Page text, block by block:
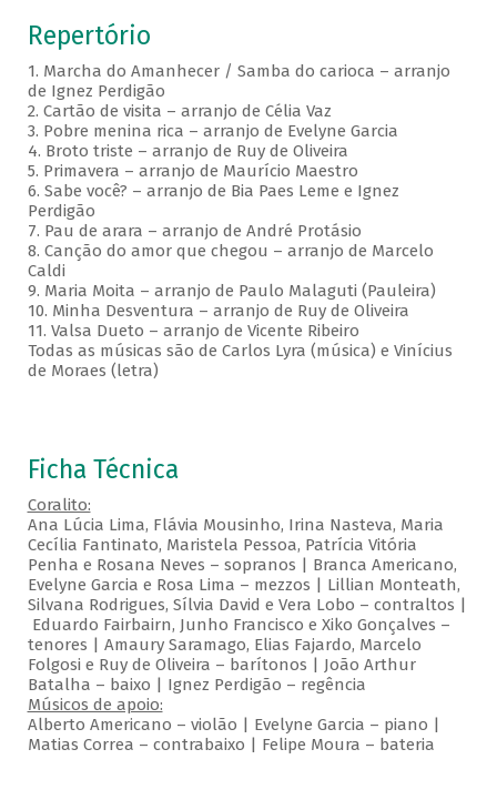
Repertório
1. Marcha do Amanhecer / Samba do carioca – arranjo
de Ignez Perdigão
2. Cartão de visita – arranjo de Célia Vaz
3. Pobre menina rica – arranjo de Evelyne Garcia
4. Broto triste – arranjo de Ruy de Oliveira
5. Primavera – arranjo de Maurício Maestro
6. Sabe você? – arranjo de Bia Paes Leme e Ignez
Perdigão
7. Pau de arara – arranjo de André Protásio
8. Canção do amor que chegou – arranjo de Marcelo
Caldi
9. Maria Moita – arranjo de Paulo Malaguti (Pauleira)
10. Minha Desventura – arranjo de Ruy de Oliveira
11. Valsa Dueto – arranjo de Vicente Ribeiro
Todas as músicas são de Carlos Lyra (música) e Vinícius
de Moraes (letra)
Ficha Técnica
Coralito:
Ana Lúcia Lima, Flávia Mousinho, Irina Nasteva, Maria
Cecília Fantinato, Maristela Pessoa, Patrícia Vitória
Penha e Rosana Neves – sopranos | Branca Americano,
Evelyne Garcia e Rosa Lima – mezzos | Lillian Monteath,
Silvana Rodrigues, Sílvia David e Vera Lobo – contraltos |
Eduardo Fairbairn, Junho Francisco e Xiko Gonçalves –
tenores | Amaury Saramago, Elias Fajardo, Marcelo
Folgosi e Ruy de Oliveira – barítonos | João Arthur
Batalha – baixo | Ignez Perdigão – regência
Músicos de apoio:
Alberto Americano – violão | Evelyne Garcia – piano |
Matias Correa – contrabaixo | Felipe Moura – bateria